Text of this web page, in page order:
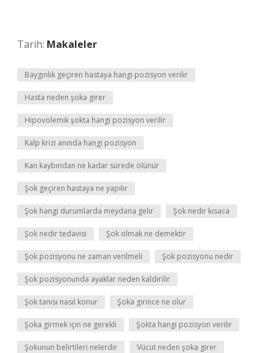
Tarih: Makaleler
Baygınlık geçiren hastaya hangi pozisyon verilir
Hasta neden şoka girer
Hipovolemik şokta hangi pozisyon verilir
Kalp krizi anında hangi pozisyon
Kan kaybından ne kadar sürede ölünür
Şok geçiren hastaya ne yapılır
Şok hangi durumlarda meydana gelir Şok nedir kısaca
Şok nedir tedavisi Şok olmak ne demektir
Şok pozisyonu ne zaman verilmeli Şok pozisyonu nedir
Şok pozisyonunda ayaklar neden kaldirilir
Şok tanısı nasıl konur Şoka girince ne olur
Şoka girmek için ne gerekli Şokta hangi pozisyon verilir
Şokunun belirtileri nelerdir Vücut neden şoka girer